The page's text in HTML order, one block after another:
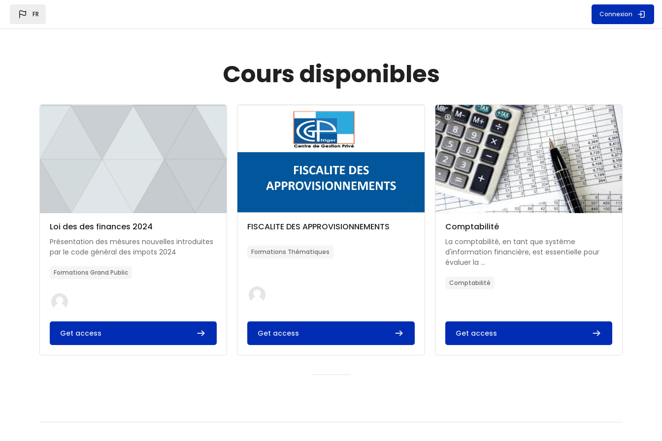
FR Connexion
Cours disponibles
Image du cours Loi des des finances 2024
Catégorie de cours
Nom du cours
Loi des des finances 2024
Résumé du cours :
Présentation des mésures nouvelles introduites
par le code général des impots 2024
Formations Grand Public
Get access
Image du cours FISCALITE DES APPROVISIONNEMENTS
Catégorie de cours
Nom du cours
FISCALITE DES APPROVISIONNEMENTS
Formations Thématiques
Get access
Image du cours Comptabilité
Catégorie de cours
Nom du cours
Comptabilité
Résumé du cours :
La comptabilité, en tant que système
d'information financière, est essentielle pour
évaluer la ...
Comptabilité
Get access